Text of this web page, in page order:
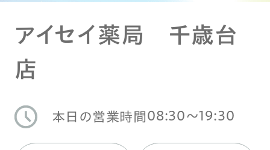
アイセイ薬局 千歳台
店
本日の営業時間 08:30〜19:30